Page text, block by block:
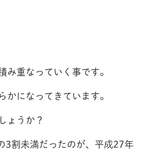
み重なっていく事です。
になってきています。
ょうか？
3割未満だったのが、平成27年